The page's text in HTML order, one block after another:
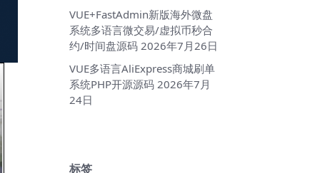
VUE+FastAdmin新版海外微盘
系统多语言微交易/虚拟币秒合
约/时间盘源码 2026年7月26日
VUE多语言AliExpress商城刷单
系统PHP开源源码 2026年7月
24日
标签